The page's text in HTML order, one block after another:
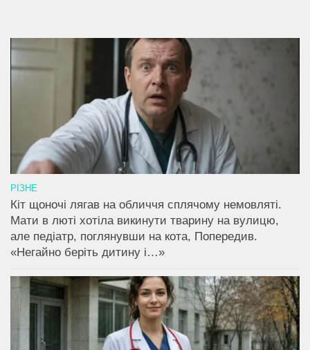
РІЗНЕ
Кіт щоночі лягав на обличчя сплячому немовляті.
Мати в люті хотіла викинути тварину на вулицю,
але педіатр, поглянувши на кота, Попередив.
«Негайно беріть дитину і…»